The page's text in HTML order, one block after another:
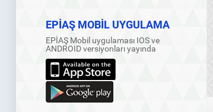
EPİAŞ MOBİL UYGULAMA
EPİAŞ Mobil uygulaması IOS ve
ANDROID versiyonları yayında